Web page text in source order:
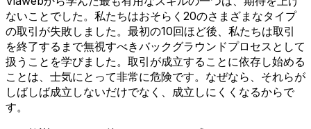
ないことでした。私たちはおそらく20のさまざまなタイプ
の取引が失敗しました。最初の10回ほど後、私たちは取引
を終了するまで無視すべきバックグラウンドプロセスとして
扱うことを学びました。取引が成立することに依存し始める
ことは、士気にとって非常に危険です。なぜなら、それらが
しばしば成立しないだけでなく、成立しにくくなるからで
す。